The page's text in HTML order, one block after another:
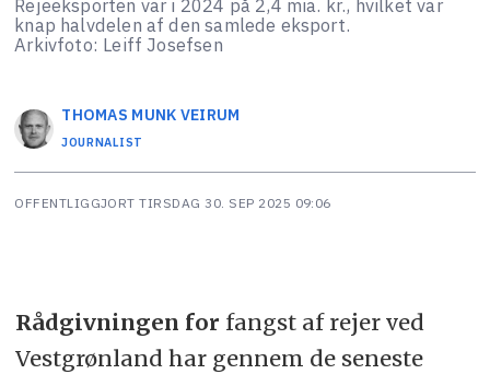
Rejeeksporten var i 2024 på 2,4 mia. kr., hvilket var
knap halvdelen af den samlede eksport.
Arkivfoto: Leiff Josefsen
THOMAS MUNK VEIRUM
JOURNALIST
OFFENTLIGGJORT TIRSDAG 30. SEP 2025 09:06
Rådgivningen for fangst af rejer ved
Vestgrønland har gennem de seneste